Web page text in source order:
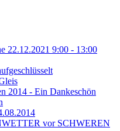
22.12.2021 9:00 - 13:00
2014 - Ein Dankeschön
vor SCHWEREN